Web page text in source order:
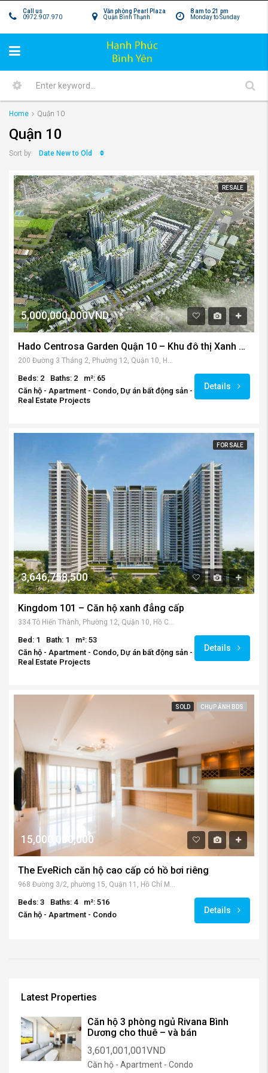
8 am to 21 pm
Monday to Sunday
Văn phòng Pearl Plaza
Quận Bình Thạnh
Call us
0972.907.970
Home Quận 10
Quận 10
Sort by: Date New to Old
RESALE
5,000,000,000VND
Hado Centrosa Garden Quận 10 – Khu đô thị Xanh giữa thành phố
Beds: 2 Baths: 2
m²: 65
Căn hộ - Apartment - Condo, Dự án bất động sản -
Real Estate Projects
Details
FOR SALE
3,646,758,500
Kingdom 101 – Căn hộ xanh đẳng cấp
334 Tô Hiến Thành, Phường 12, Quận 10, Hồ Chí Minh, Vietnam
Bed: 1 Bath: 1
m²: 53
Căn hộ - Apartment - Condo, Dự án bất động sản -
Real Estate Projects
Details
SOLD CHỤP ẢNH BDS
15,000,000,000
The EveRich căn hộ cao cấp có hồ bơi riêng
Beds: 3 Baths: 4
m²: 516
Căn hộ - Apartment - Condo
Details
Latest Properties
Căn hộ 3 phòng ngủ Rivana Bình
Dương cho thuê – và bán
3,601,001,001VND
Căn hộ - Apartment - Condo